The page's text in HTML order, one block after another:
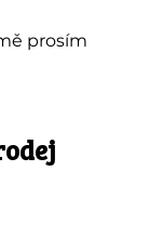
prosím